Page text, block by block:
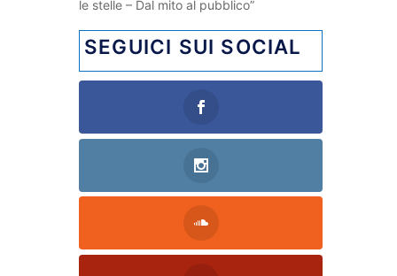
le stelle – Dal mito al pubblico”
SEGUICI SUI SOCIAL